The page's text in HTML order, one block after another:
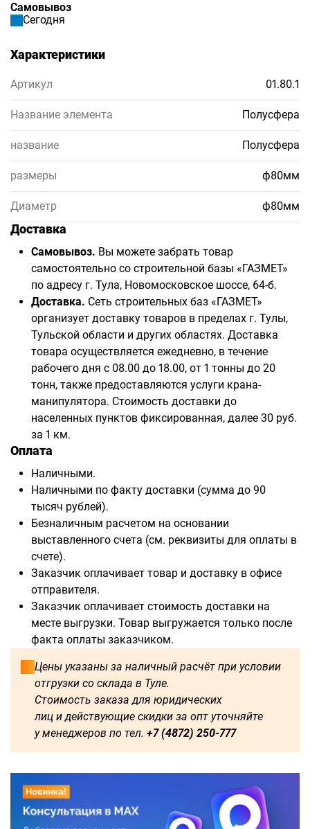
Самовывоз
Сегодня
Характеристики
Артикул 01.80.1
Название элемента Полусфера
название Полусфера
размеры ф80мм
Диаметр ф80мм
Доставка
Самовывоз. Вы можете забрать товар
самостоятельно со строительной базы «ГАЗМЕТ»
по адресу г. Тула, Новомосковское шоссе, 64-б.
Доставка. Сеть строительных баз «ГАЗМЕТ»
организует доставку товаров в пределах г. Тулы,
Тульской области и других областях. Доставка
товара осуществляется ежедневно, в течение
рабочего дня с 08.00 до 18.00, от 1 тонны до 20
тонн, также предоставляются услуги крана-
манипулятора. Стоимость доставки до
населенных пунктов фиксированная, далее 30 руб.
за 1 км.
Оплата
Наличными.
Наличными по факту доставки (сумма до 90
тысяч рублей).
Безналичным расчетом на основании
выставленного счета (см. реквизиты для оплаты в
счете).
Заказчик оплачивает товар и доставку в офисе
отправителя.
Заказчик оплачивает стоимость доставки на
месте выгрузки. Товар выгружается только после
факта оплаты заказчиком.
Цены указаны за наличный расчёт при условии
отгрузки со склада в Туле.
Стоимость заказа для юридических
лиц и действующие скидки за опт уточняйте
у менеджеров по тел. +7 (4872) 250-777